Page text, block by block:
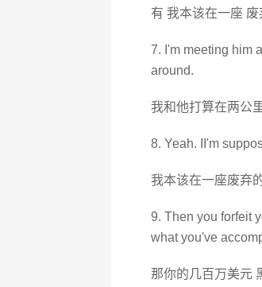
有 我本该在一座
7. I'm meeting him
around.
我和他打算在两公
8. Yeah. II'm
我本该在一座废弃
9. Then you forfeit
what you've
那你的几百万美元